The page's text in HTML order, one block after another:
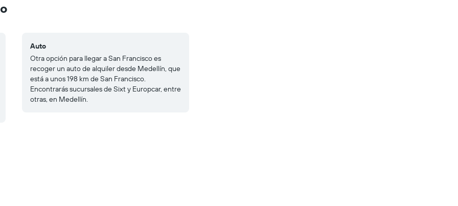
Auto
Otra opción para llegar a San Francisco es
recoger un auto de alquiler desde Medellín, que
está a unos 198 km de San Francisco.
Encontrarás sucursales de Sixt y Europcar, entre
otras, en Medellín.